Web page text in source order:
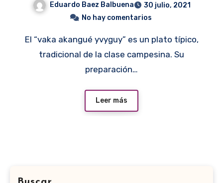
Eduardo Baez Balbuena
30 julio, 2021
No hay comentarios
El “vaka akangué yvyguy” es un plato típico,
tradicional de la clase campesina. Su
preparación…
Leer más